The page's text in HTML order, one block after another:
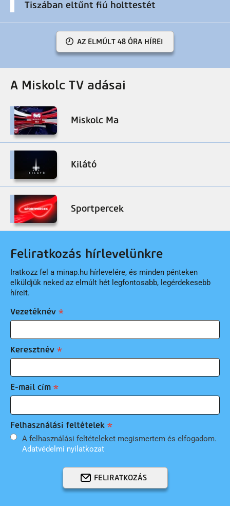
Tiszában eltűnt fiú holttestét
AZ ELMÚLT 48 ÓRA HÍREI
A Miskolc TV adásai
Miskolc Ma
Kilátó
Sportpercek
Feliratkozás hírlevelünkre
Iratkozz fel a minap.hu hírlevelére, és minden pénteken
elküldjük neked az elmúlt hét legfontosabb, legérdekesebb
híreit.
Vezetéknév
Keresztnév
E-mail cím
Felhasználási feltételek
A felhasználási feltételeket megismertem és elfogadom.
Adatvédelmi nyilatkozat
FELIRATKOZÁS